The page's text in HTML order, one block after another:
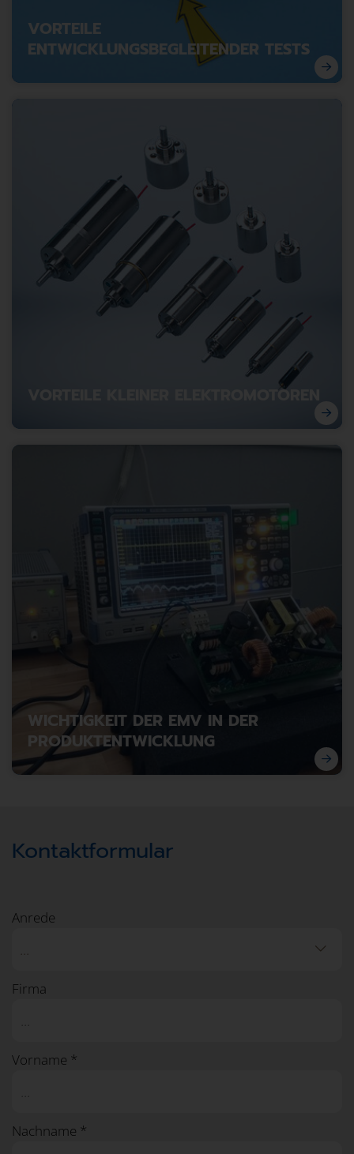
VORTEILE
ENTWICKLUNGSBEGLEITENDER TESTS
Kosten senken, Qualität sichern: Warum
entwicklungsbegleitende Tests unverzichtbar sind.
VORTEILE KLEINER ELEKTROMOTOREN
WICHTIGKEIT DER EMV IN DER
PRODUKTENTWICKLUNG
Warum elektromagnetische Verträglichkeit früh
mitgedacht werden muss.
Kontaktformular
Anrede
Firma
Vorname *
Nachname *